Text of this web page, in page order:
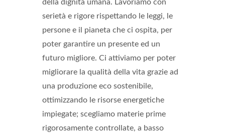
della dignità umana. Lavoriamo con
serietà e rigore rispettando le leggi, le
persone e il pianeta che ci ospita, per
poter garantire un presente ed un
futuro migliore. Ci attiviamo per poter
migliorare la qualità della vita grazie ad
una produzione eco sostenibile,
ottimizzando le risorse energetiche
impiegate; scegliamo materie prime
rigorosamente controllate, a basso